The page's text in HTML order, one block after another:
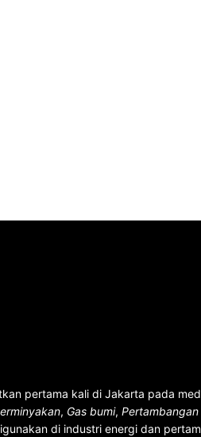
pertama kali di Jakarta pada
, Gas bumi, Pertambangan
di industri energi dan